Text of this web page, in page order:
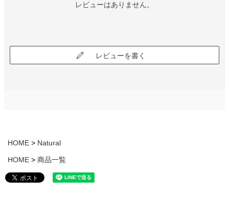
レビューはありません。
レビューを書く
HOME Natural
HOME 商品一覧